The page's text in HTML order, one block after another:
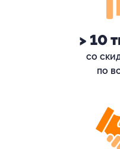
> 10
со
по